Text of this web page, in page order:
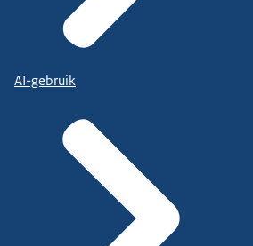
AI-gebruik